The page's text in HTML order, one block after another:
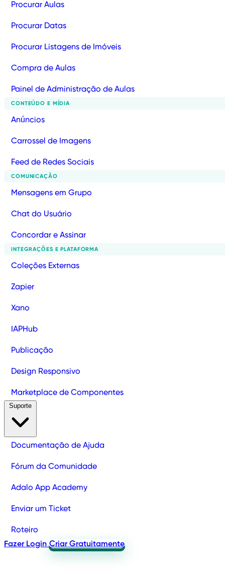
Procurar Aulas
Procurar Datas
Procurar Listagens de Imóveis
Compra de Aulas
Painel de Administração de Aulas
CONTEÚDO E MÍDIA
Anúncios
Carrossel de Imagens
Feed de Redes Sociais
COMUNICAÇÃO
Mensagens em Grupo
Chat do Usuário
Concordar e Assinar
INTEGRAÇÕES E PLATAFORMA
Coleções Externas
Zapier
Xano
IAPHub
Publicação
Design Responsivo
Marketplace de Componentes
Documentação de Ajuda
Fórum da Comunidade
Adalo App Academy
Enviar um Ticket
Roteiro
Fazer Login Criar Gratuitamente